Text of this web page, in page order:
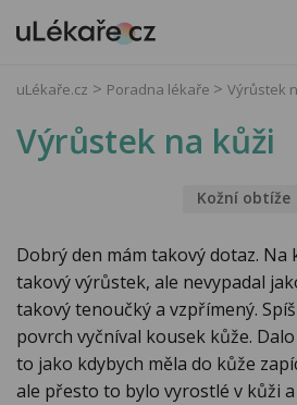
uLékaře.cz Poradna lékaře Výrůstek
Výrůstek na kůži
Kožní obtíže
Dobrý den mám takový dotaz. Na
takový výrůstek, ale nevypadal
takový tenoučký a vzpřímený.
povrch vyčníval kousek kůže.
to jako kdybych měla do kůže
ale přesto to bylo vyrostlé v kůži